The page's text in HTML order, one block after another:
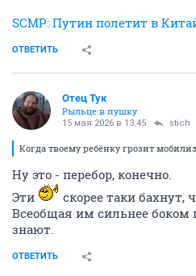
SCMP: Путин полетит в
ОТВЕТИТЬ
Отец Тук
Рыльце в пушку
15 мая 2026 в 13:45 stich
Когда твоему ребёнку грозит
Ну это - перебор, конечно.
Эти
скорее таки
Всеобщая им сильнее боком
знают.
ОТВЕТИТЬ